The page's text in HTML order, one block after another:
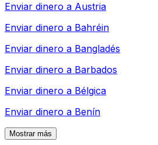
Enviar dinero a Austria
Enviar dinero a Bahréin
Enviar dinero a Bangladés
Enviar dinero a Barbados
Enviar dinero a Bélgica
Enviar dinero a Benín
Mostrar más